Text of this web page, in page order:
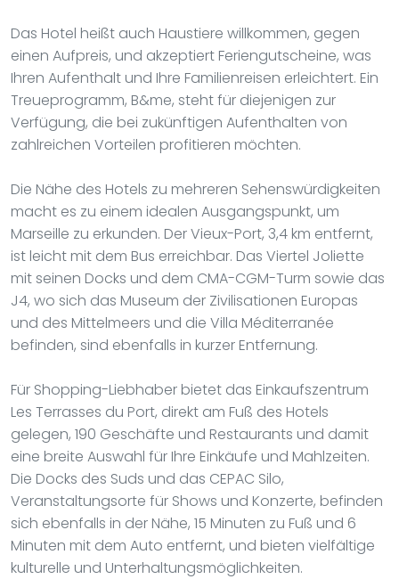
Das Hotel heißt auch Haustiere willkommen, gegen
einen Aufpreis, und akzeptiert Feriengutscheine, was
Ihren Aufenthalt und Ihre Familienreisen erleichtert. Ein
Treueprogramm, B&me, steht für diejenigen zur
Verfügung, die bei zukünftigen Aufenthalten von
zahlreichen Vorteilen profitieren möchten.
Die Nähe des Hotels zu mehreren Sehenswürdigkeiten
macht es zu einem idealen Ausgangspunkt, um
Marseille zu erkunden. Der Vieux-Port, 3,4 km entfernt,
ist leicht mit dem Bus erreichbar. Das Viertel Joliette
mit seinen Docks und dem CMA-CGM-Turm sowie das
J4, wo sich das Museum der Zivilisationen Europas
und des Mittelmeers und die Villa Méditerranée
befinden, sind ebenfalls in kurzer Entfernung.
Für Shopping-Liebhaber bietet das Einkaufszentrum
Les Terrasses du Port, direkt am Fuß des Hotels
gelegen, 190 Geschäfte und Restaurants und damit
eine breite Auswahl für Ihre Einkäufe und Mahlzeiten.
Die Docks des Suds und das CEPAC Silo,
Veranstaltungsorte für Shows und Konzerte, befinden
sich ebenfalls in der Nähe, 15 Minuten zu Fuß und 6
Minuten mit dem Auto entfernt, und bieten vielfältige
kulturelle und Unterhaltungsmöglichkeiten.